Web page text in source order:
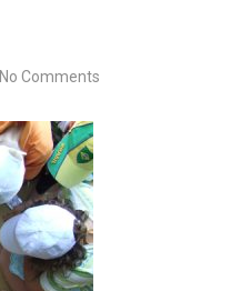
No Comments